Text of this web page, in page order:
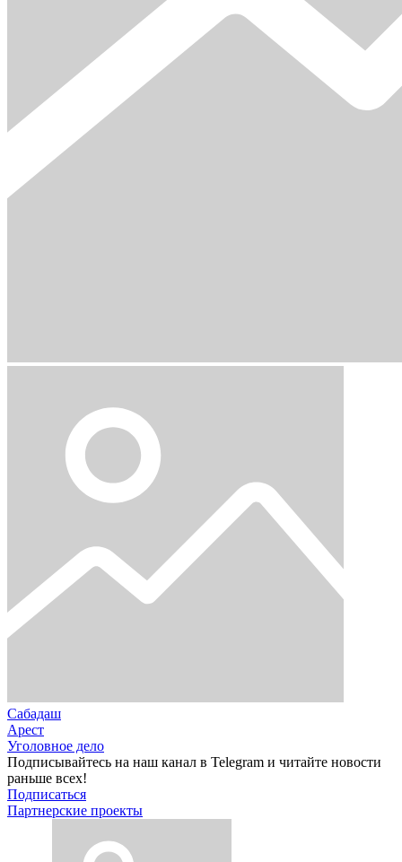
Сабадаш
Арест
Уголовное дело
Подписывайтесь на наш канал в Telegram и читайте новости
раньше всех!
Подписаться
Партнерские проекты